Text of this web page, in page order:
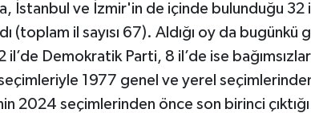
İstanbul ve İzmir'in de içinde bulunduğu 32
(toplam il sayısı 67). Aldığı oy da bugünkü
il’de Demokratik Parti, 8 il’de ise
1977 genel ve yerel
2024 seçimlerinden önce son birinci